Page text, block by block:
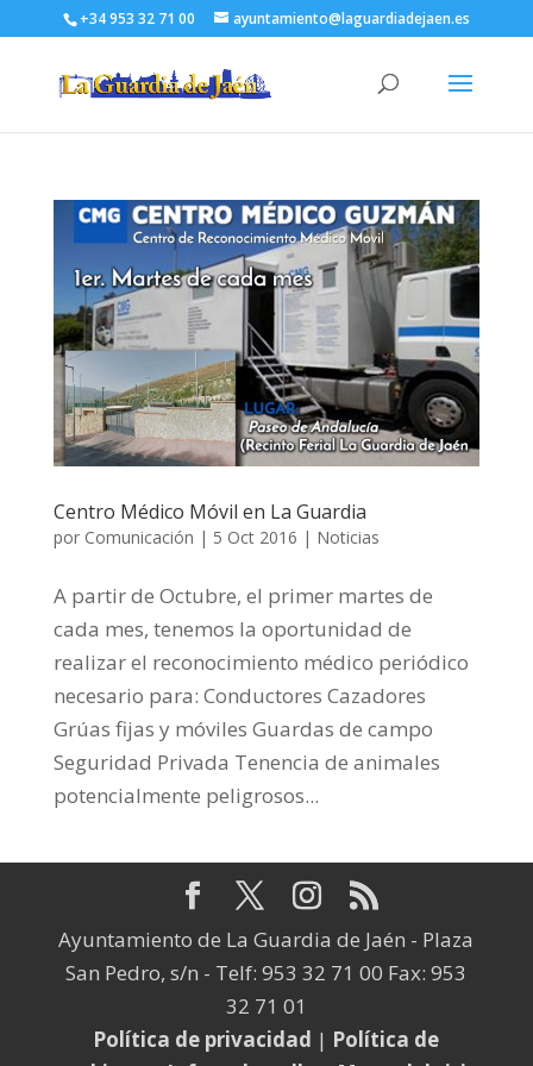
+34 953 32 71 00 ayuntamiento@laguardiadejaen.es
Centro Médico Móvil en La Guardia
por Comunicación | 5 Oct 2016 | Noticias
A partir de Octubre, el primer martes de
cada mes, tenemos la oportunidad de
realizar el reconocimiento médico periódico
necesario para: Conductores Cazadores
Grúas fijas y móviles Guardas de campo
Seguridad Privada Tenencia de animales
potencialmente peligrosos...
Ayuntamiento de La Guardia de Jaén - Plaza
San Pedro, s/n - Telf: 953 32 71 00 Fax: 953
32 71 01
Política de privacidad | Política de